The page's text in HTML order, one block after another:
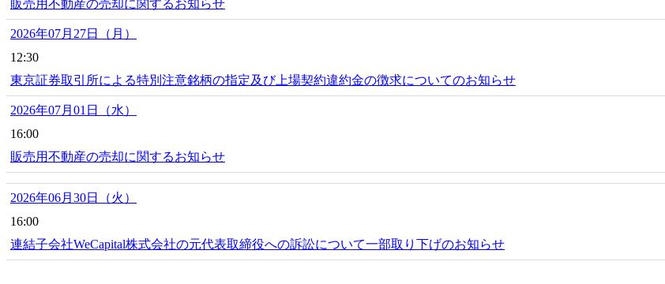
販売用不動産の売却に関するお知らせ
2026年07月27日（月）
12:30
東京証券取引所による特別注意銘柄の指定及び上場契約違約金の徴求についてのお知らせ
2026年07月01日（水）
16:00
販売用不動産の売却に関するお知らせ
2026年06月30日（火）
16:00
連結子会社WeCapital株式会社の元代表取締役への訴訟について一部取り下げのお知らせ